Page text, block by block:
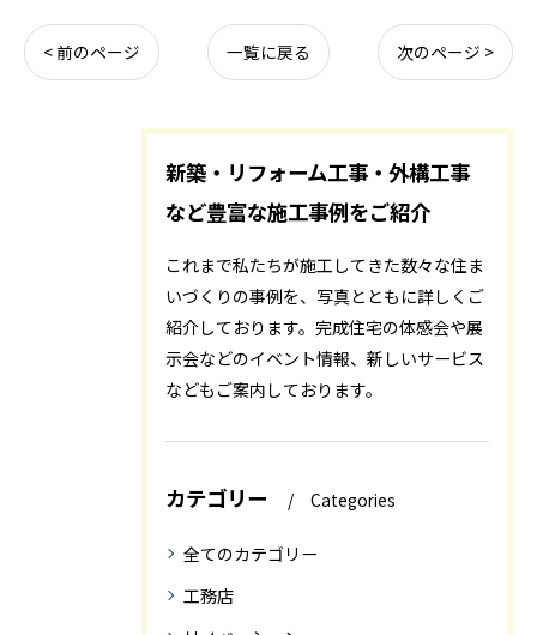
< 前のページ 一覧に戻る 次のページ >
新築・リフォーム工事・外構工事
など豊富な施工事例をご紹介
これまで私たちが施工してきた数々な住ま
いづくりの事例を、写真とともに詳しくご
紹介しております。完成住宅の体感会や展
示会などのイベント情報、新しいサービス
などもご案内しております。
カテゴリー Categories
全てのカテゴリー
工務店